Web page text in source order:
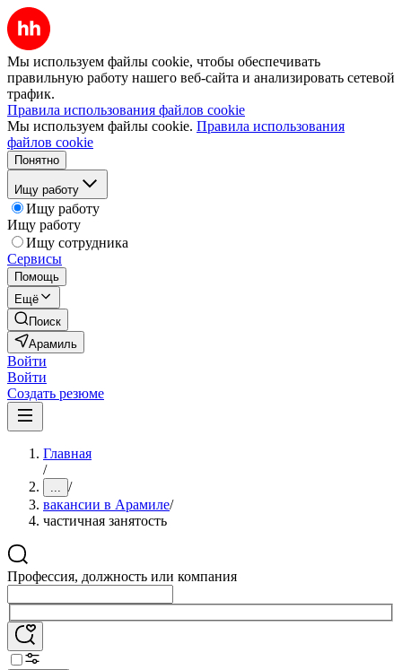
Мы используем файлы cookie, чтобы обеспечивать
правильную работу нашего веб-сайта и анализировать сетевой
трафик.
Правила использования файлов cookie
Мы используем файлы cookie. Правила использования
файлов cookie
Понятно
Ищу работу
Ищу работу
Ищу работу
Ищу сотрудника
Сервисы
Помощь
Ещё
Поиск
Арамиль
Войти
Войти
Создать резюме
Главная
/
... /
вакансии в Арамиле/
частичная занятость
Профессия, должность или компания